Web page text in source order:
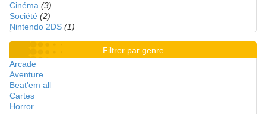
Cinéma (3)
Société (2)
Nintendo 2DS (1)
Filtrer par genre
Arcade
Aventure
Beat'em all
Cartes
Horror